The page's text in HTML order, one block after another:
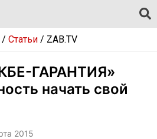
Статьи/ ZAB.TV
ГАРАНТИЯ»
начать свой
2015